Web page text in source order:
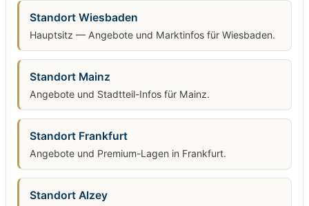
Standort Wiesbaden
Hauptsitz — Angebote und Marktinfos für Wiesbaden.
Standort Mainz
Angebote und Stadtteil-Infos für Mainz.
Standort Frankfurt
Angebote und Premium-Lagen in Frankfurt.
Standort Alzey